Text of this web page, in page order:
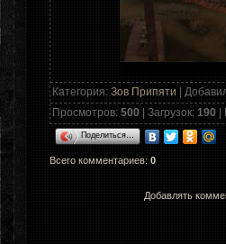
Категория: Зов Припяти |
Просмотров: 500| Загрузок: 190|
Поделиться…
Всего комментариев: 0
Добавлять